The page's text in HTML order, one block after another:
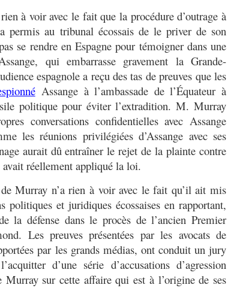
à voir avec le fait que la procédure d’outrage à
permis au tribunal écossais de le priver de son
se rendre en Espagne pour témoigner dans une
qui embarrasse gravement la Grande-
espagnole a reçu des tas de preuves que les
Assange à l’ambassade de l’Équateur à
politique pour éviter l’extradition. M. Murray
conversations confidentielles avec Assange
les réunions privilégiées d’Assange avec ses
aurait dû entraîner le rejet de la plainte contre
réellement appliqué la loi.
Murray n’a rien à voir avec le fait qu’il ait mis
politiques et juridiques écossaises en rapportant,
la défense dans le procès de l’ancien Premier
Les preuves présentées par les avocats de
par les grands médias, ont conduit un jury
d’une série d’accusations d’agression
Murray sur cette affaire qui est à l’origine de ses